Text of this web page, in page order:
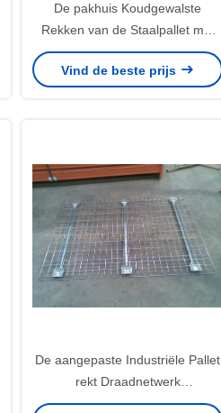
De pakhuis Koudgewalste
Rekken van de Staalpallet met
het Bespuiten, 800KG - 5000KG
Vind de beste prijs
De aangepaste Industriële Pallet
rekt Draadnetwerk
Decking/Draaddekken voor